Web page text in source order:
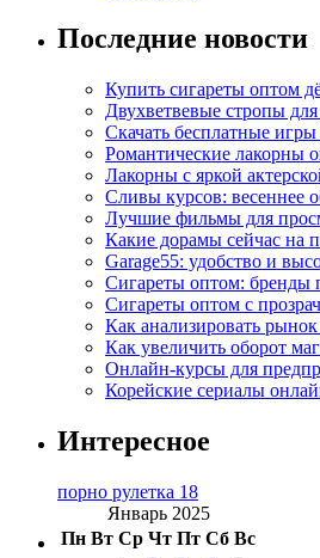
Последние новости
Купить сигареты оптом
Двухветвевые стропы
Скачать бесплатные
Романтические лакорны
Лакорны с яркой
Сливы курсов: весеннее
Лучшие фильмы для
Какие дорамы сейчас на
Garage55: удобство и
Сигареты оптом: бренды
Сигареты оптом с
Как анализировать
Как увеличить оборот
Онлайн-курсы для
Корейские сериалы
Интересное
порно рулетка 18
Январь 2025
Пн Вт Ср Чт Пт Сб Вс